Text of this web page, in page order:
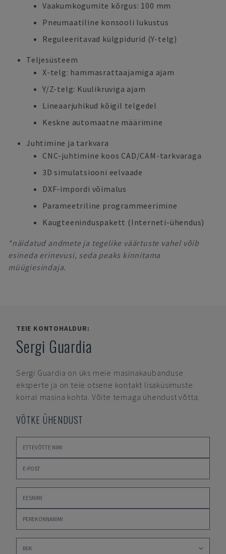
Vaakumkogumite kõrgus: 100 mm
Pneumaatiline konsooli lukustus
Reguleeritavad külgpidurid (Y-telg)
Teljesüsteem
X-telg: hammasrattaajamiga ajam
Y/Z-telg: Kuulikruviga ajam
Lineaarjuhikud kõigil telgedel
Keskne automaatne määrimine
Juhtimine ja tarkvara
CNC-juhtimine koos CAD/CAM-tarkvaraga
3D simulatsiooni eelvaade
DXF-impordi võimalus
Parameetriline programmeerimine
Kaugteeninduspakett (Interneti-ühendus)
*näidatud andmete ja tegelike väärtuste vahel võib
esineda erinevusi, seda peaks kinnitama
müügiesindaja.
TEIE KONTOHALDUR:
Sergi Guardia
Sergi Guardia on üks meie masinakaubanduse
eksperte ja on teie otsene kontakt lisaküsimuste
korral masina kohta. Võite temaga ühendust võtta.
VÕTKE ÜHENDUST